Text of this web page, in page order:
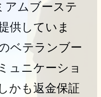
アムブーステ
供していま
ベテランブー
ュニケーショ
かも返金保証